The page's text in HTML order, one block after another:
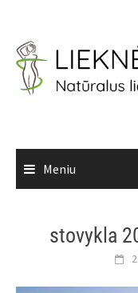
content
Meniu
stovykla